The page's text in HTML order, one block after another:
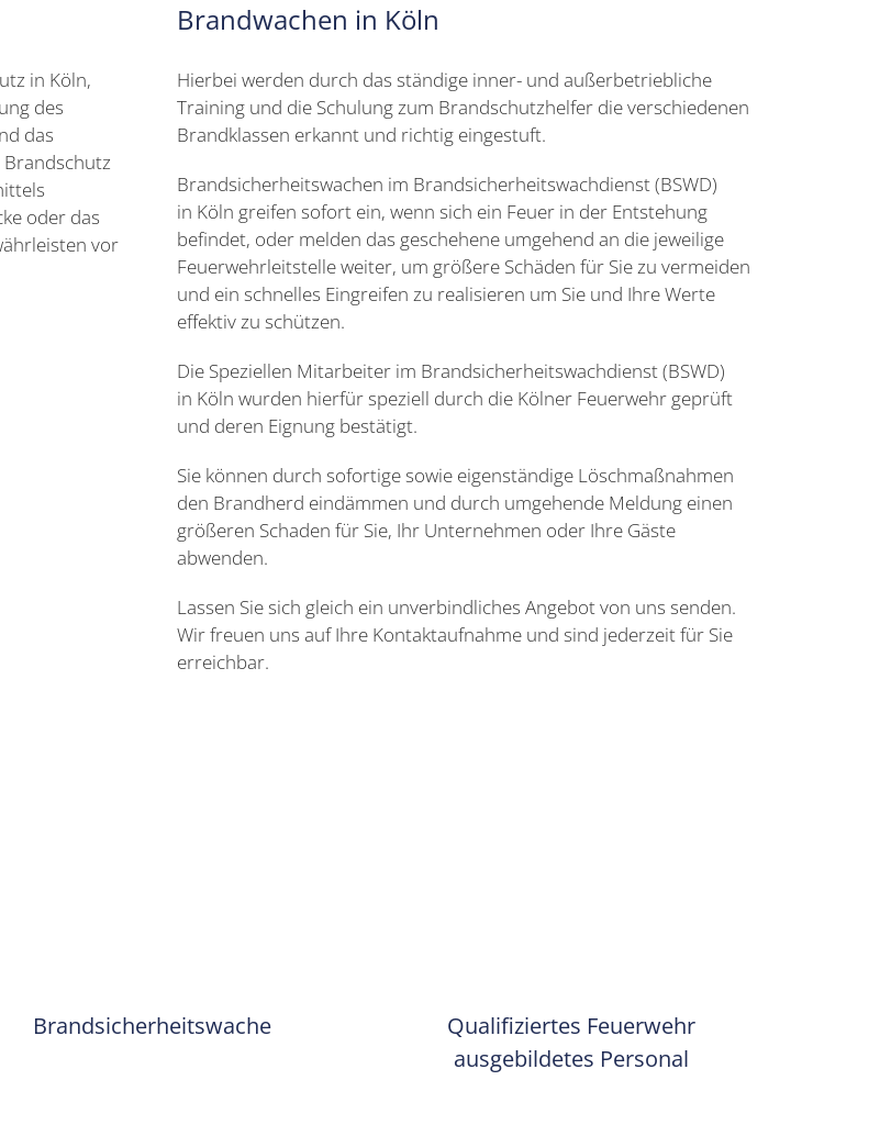
in Köln,
des
das
oder das
vor
Brandwachen in Köln
Hierbei werden durch das ständige inner- und außerbetriebliche
Training und die Schulung zum Brandschutzhelfer die verschiedenen
Brandklassen erkannt und richtig eingestuft.
Brandsicherheitswachen im Brandsicherheitswachdienst (BSWD)
in Köln greifen sofort ein, wenn sich ein Feuer in der Entstehung
befindet, oder melden das geschehene umgehend an die jeweilige
Feuerwehrleitstelle weiter, um größere Schäden für Sie zu vermeiden
und ein schnelles Eingreifen zu realisieren um Sie und Ihre Werte
effektiv zu schützen.
Die Speziellen Mitarbeiter im Brandsicherheitswachdienst (BSWD)
in Köln wurden hierfür speziell durch die Kölner Feuerwehr geprüft
und deren Eignung bestätigt.
Sie können durch sofortige sowie eigenständige Löschmaßnahmen
den Brandherd eindämmen und durch umgehende Meldung einen
größeren Schaden für Sie, Ihr Unternehmen oder Ihre Gäste
abwenden.
Lassen Sie sich gleich ein unverbindliches Angebot von uns senden.
Wir freuen uns auf Ihre Kontaktaufnahme und sind jederzeit für Sie
erreichbar.
Brandsicherheitswache
Qualifiziertes Feuerwehr
ausgebildetes Personal